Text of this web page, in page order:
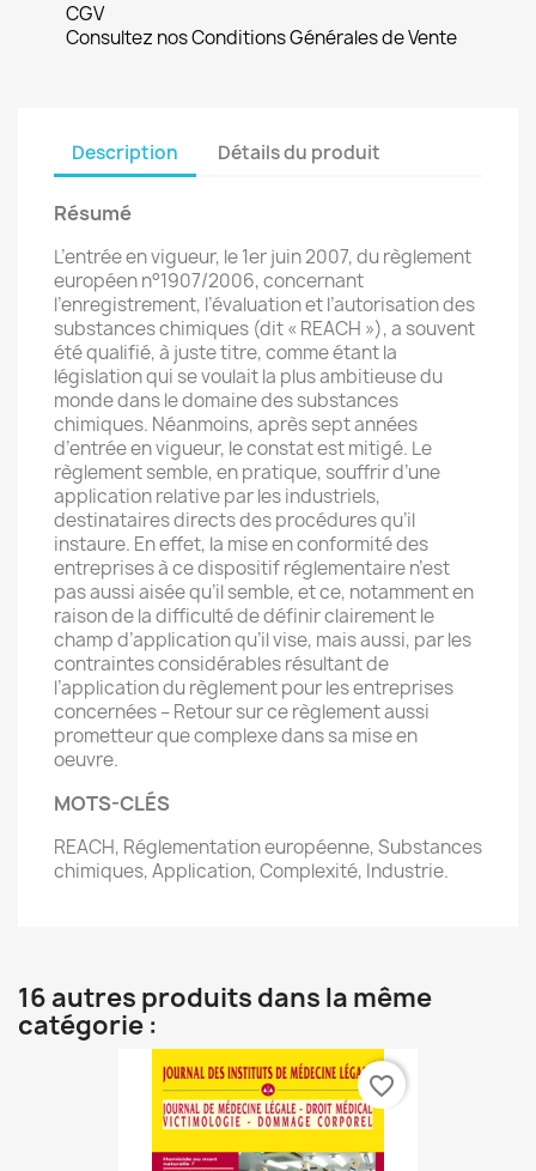
CGV
Consultez nos Conditions Générales de Vente
Description Détails du produit
Résumé
L’entrée en vigueur, le 1er juin 2007, du règlement
européen n°1907/2006, concernant
l’enregistrement, l’évaluation et l’autorisation des
substances chimiques (dit « REACH »), a souvent
été qualifié, à juste titre, comme étant la
législation qui se voulait la plus ambitieuse du
monde dans le domaine des substances
chimiques. Néanmoins, après sept années
d’entrée en vigueur, le constat est mitigé. Le
règlement semble, en pratique, souffrir d’une
application relative par les industriels,
destinataires directs des procédures qu’il
instaure. En effet, la mise en conformité des
entreprises à ce dispositif réglementaire n’est
pas aussi aisée qu’il semble, et ce, notamment en
raison de la difficulté de définir clairement le
champ d’application qu’il vise, mais aussi, par les
contraintes considérables résultant de
l’application du règlement pour les entreprises
concernées – Retour sur ce règlement aussi
prometteur que complexe dans sa mise en
oeuvre.
MOTS-CLÉS
REACH, Réglementation européenne, Substances
chimiques, Application, Complexité, Industrie.
16 autres produits dans la même
catégorie :
favorite_border